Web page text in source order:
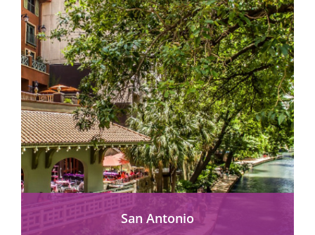
mehr erfahren
San Antonio